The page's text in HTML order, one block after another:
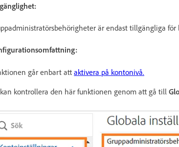
är endast tillgängliga för
går enbart att aktivera på kontonivå.
kontrollera den här funktionen genom att gå till